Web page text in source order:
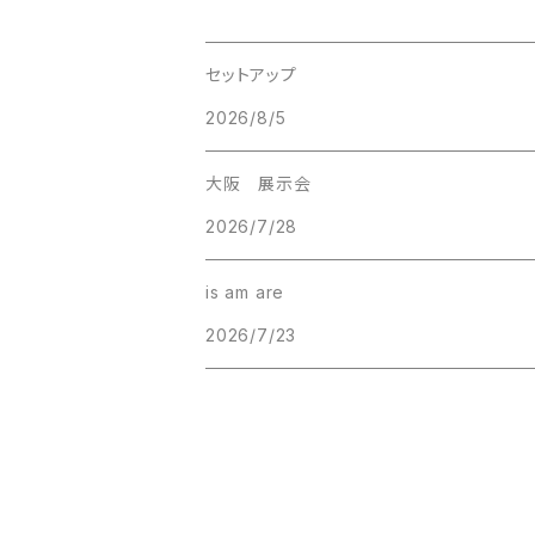
セットアップ
2026/8/5
大阪 展示会
2026/7/28
is am are
2026/7/23